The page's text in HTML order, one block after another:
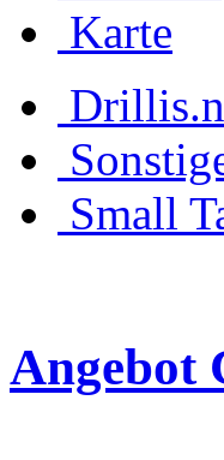
Karte
Small
Angebot